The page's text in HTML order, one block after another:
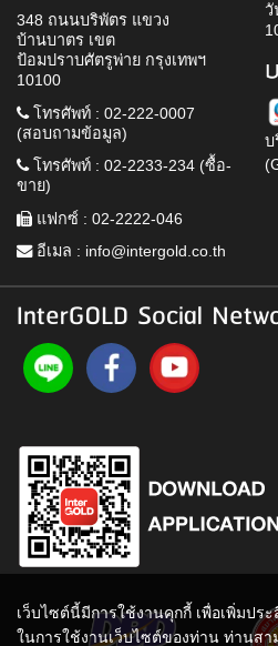
348 ถนนบริพัตร แขวง
บ้านบาตร เขต
ป้อมปราบศัตรูพ่าย กรุงเทพฯ
10100
โทรศัพท์ : 02-222-0007
(สอบถามข้อมูล)
โทรศัพท์ : 02-2233-234 (ซื้อ-
ขาย)
แฟกซ์ : 02-2222-046
อีเมล : info@intergold.co.th
วั
บ
InterGOLD Social
เว็บไซต์นี้มีการใช้งานคุกกี้ เพื่อเพิ่มป
ในการใช้งานเว็บไซต์ของท่าน ท่านสา